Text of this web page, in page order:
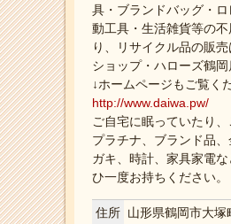
具・ブランドバッグ・
動工具・生活雑貨等の不
り、リサイクル品の販
ショップ・ハローズ鶴
↓ホームページもご覧く
http://www.daiwa.pw/
ご自宅に眠っていたり、
プラチナ、ブランド品
ガキ、時計、家具家電
ひ一度お持ちください。
住所 山形県鶴岡市大